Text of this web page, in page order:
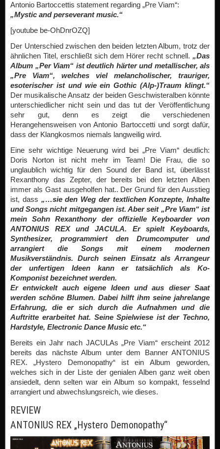
Antonio Bartoccettis statement regarding „Pre Viam“:
„Mystic and perseverant music.“
[youtube be-OhDnrOZQ]
Der Unterschied zwischen den beiden letzten Album, trotz der
ähnlichen Titel, erschließt sich dem Hörer recht schnell. „Das
Album „Per Viam“ ist deutlich härter und metallischer, als
„Pre Viam“, welches viel melancholischer, trauriger,
esoterischer ist und wie ein Gothic (Alp-)Traum klingt.“
Der musikalische Ansatz der beiden Geschwisteralben könnte
unterschiedlicher nicht sein und das tut der Veröffentlichung
sehr gut, denn es zeigt die verschiedenen
Herangehensweisen von Antonio Bartoccetti und sorgt dafür,
dass der Klangkosmos niemals langweilig wird.
Eine sehr wichtige Neuerung wird bei „Pre Viam“ deutlich:
Doris Norton ist nicht mehr im Team! Die Frau, die so
unglaublich wichtig für den Sound der Band ist, überlässt
Rexanthony das Zepter, der bereits bei den letzten Alben
immer als Gast ausgeholfen hat.. Der Grund für den Ausstieg
ist, dass „…sie den Weg der textlichen Konzepte, Inhalte
und Songs nicht mitgegangen ist. Aber seit „Pre Viam“ ist
mein Sohn Rexanthony der offizielle Keyboarder von
ANTONIUS REX und JACULA. Er spielt Keyboards,
Synthesizer, programmiert den Drumcomputer und
arrangiert die Songs mit einem modernen
Musikverständnis. Durch seinen Einsatz als Arrangeur
der unfertigen Ideen kann er tatsächlich als Ko-
Komponist bezeichnet werden.
Er entwickelt auch eigene Ideen und aus dieser Saat
werden schöne Blumen. Dabei hilft ihm seine jahrelange
Erfahrung, die er sich durch die Aufnahmen und die
Auftritte erarbeitet hat. Seine Spielwiese ist der Techno,
Hardstyle, Electronic Dance Music etc.“
Bereits ein Jahr nach JACULAs „Pre Viam“ erscheint 2012
bereits das nächste Album unter dem Banner ANTONIUS
REX. „Hystero Demonopathy“ ist ein Album geworden,
welches sich in der Liste der genialen Alben ganz weit oben
ansiedelt, denn selten war ein Album so kompakt, fesselnd
arrangiert und abwechslungsreich, wie dieses.
REVIEW
ANTONIUS REX „Hystero Demonopathy“